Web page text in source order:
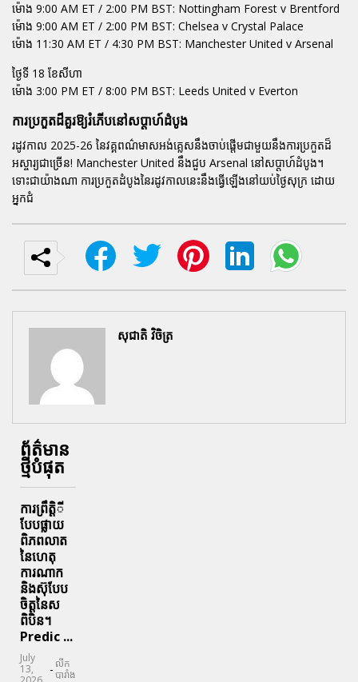
ម៉ោង 9:00 AM ET / 2:00 PM BST: Nottingham Forest v Brentford
ម៉ោង 9:00 AM ET / 2:00 PM BST: Chelsea v Crystal Palace
ម៉ោង 11:30 AM ET / 4:30 PM BST: Manchester United v Arsenal
ថ្ងៃទី 18 ខែសីហា
ម៉ោង 3:00 PM ET / 8:00 PM BST: Leeds United v Everton
ការប្រកួតដ៏គួរឱ្យរំភើបនៅសប្ដាហ៍ដំបូង
រដូវកាល 2025-26 នៃវគ្គពណ៌មាសអង់គ្លេសនឹងចាប់ផ្ដើមជាមួយនឹងការប្រកួតដ៏
អស្ចារ្យជាច្រើន! Manchester United នឹងជួប Arsenal នៅសប្ដាហ៍ដំបូង។
ទោះជាយ៉ាងណា ការប្រកួតដំបូងនៃរដូវកាលនេះនឹងធ្វើឡើងនៅយប់ថ្ងៃសុក្រ ដោយ
អ្នកជំ
សុជាតិ វិចិត្រ
ព័ត៌មាន
ថ្មីបំផុត
ការព្រឹតិ្តី
បែបផ្លាយ
ពិភពលាត
នៃហេតុ
ការណាក
និងស៊ុបែប
ចិត្តនៃស
ពិបិន។
Predic ...
July
13,
- លីក
បារាំង